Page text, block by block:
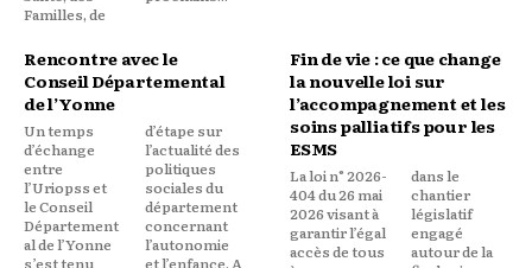
Familles, de
Rencontre avec le
Conseil Départemental
de l’Yonne
Un temps
d’échange
entre
l’Uriopss et
le Conseil
Département
al de l’Yonne
s’est tenu
d’étape sur
l’actualité des
politiques
sociales du
département
concernant
l’autonomie
et l’enfance. A
Fin de vie : ce que change
la nouvelle loi sur
l’accompagnement et les
soins palliatifs pour les
ESMS
La loi n° 2026-
404 du 26 mai
2026 visant à
garantir l’égal
accès de tous
dans le
chantier
législatif
engagé
autour de la